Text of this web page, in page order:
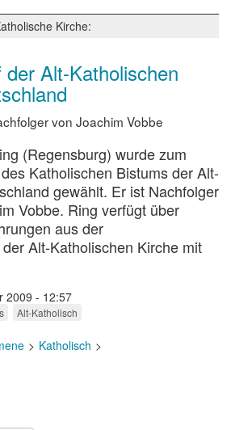
Kirche:
Alt-Katholischen
von Joachim Vobbe
(Regensburg) wurde zum
Katholischen Bistums der Alt-
gewählt. Er ist Nachfolger
Vobbe. Ring verfügt über
aus der
Alt-Katholischen Kirche mit
2009 - 12:57
Alt-Katholisch
Katholisch